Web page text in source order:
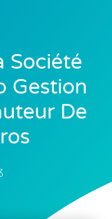
Société
Gestion
De